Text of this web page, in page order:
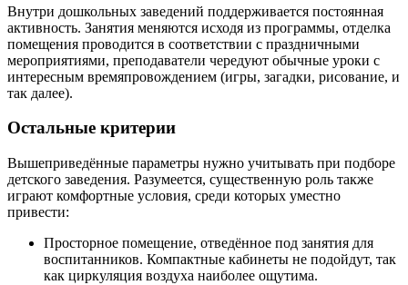
Внутри дошкольных заведений поддерживается постоянная
активность. Занятия меняются исходя из программы, отделка
помещения проводится в соответствии с праздничными
мероприятиями, преподаватели чередуют обычные уроки с
интересным времяпровождением (игры, загадки, рисование, и
так далее).
Остальные критерии
Вышеприведённые параметры нужно учитывать при подборе
детского заведения. Разумеется, существенную роль также
играют комфортные условия, среди которых уместно
привести:
Просторное помещение, отведённое под занятия для
воспитанников. Компактные кабинеты не подойдут, так
как циркуляция воздуха наиболее ощутима.